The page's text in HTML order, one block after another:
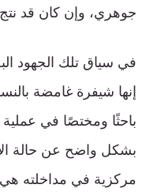
جوهري، وإن كان قد
إنها شيفرة غامضة
باحثًا ومختصًا في عملية
بشكل واضح عن حالة
مركزية في مداخلته هي